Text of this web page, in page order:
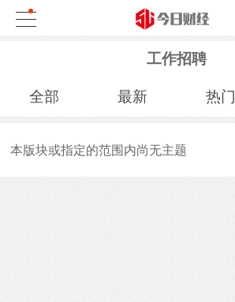
工作招聘
全部 最新 热门
本版块或指定的范围内尚无主题